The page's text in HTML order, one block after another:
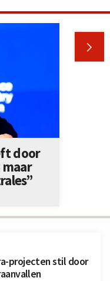
projecten stil door

door
maar